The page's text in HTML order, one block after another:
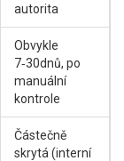
autorita
Obvykle
7‑30dnů, po
manuální
kontrole
Částečně
skrytá (interní